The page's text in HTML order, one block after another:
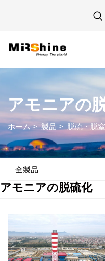
アモニアの
ホーム>製品 > 脱硫・脱窒
全製品
アモニアの脱硫化